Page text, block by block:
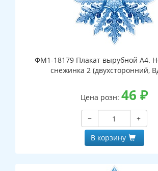
ФМ1-18179 Плакат вырубной А4.
снежинка 2 (двухсторонний,
Цена розн: 46 ₽
−
+
В корзину